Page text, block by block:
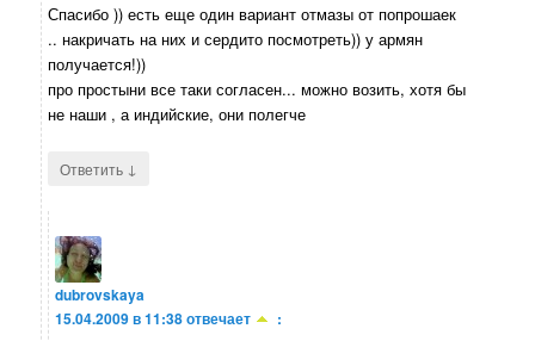
Спасибо )) есть еще один вариант отмазы от попрошаек
.. накричать на них и сердито посмотреть)) у армян
получается!))
про простыни все таки согласен... можно возить, хотя бы
не наши , а индийские, они полегче
Ответить ↓
dubrovskaya
15.04.2009 в 11:38отвечает :